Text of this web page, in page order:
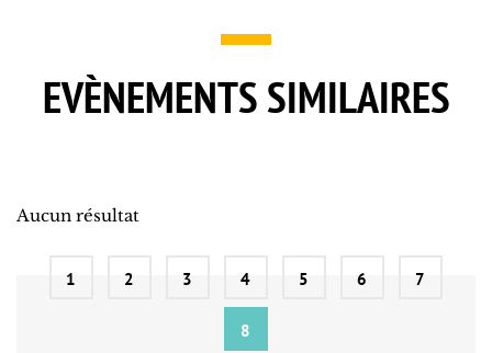
EVÈNEMENTS SIMILAIRES
Aucun résultat
1 2 3 4 5 6 7
8